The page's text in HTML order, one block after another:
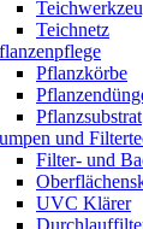
Teichnetz
Pflanzkörbe
Pflanzsubstrat
und
Filter- und
UVC Klärer